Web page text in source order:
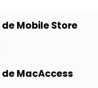
Mobile Store
MacAccess